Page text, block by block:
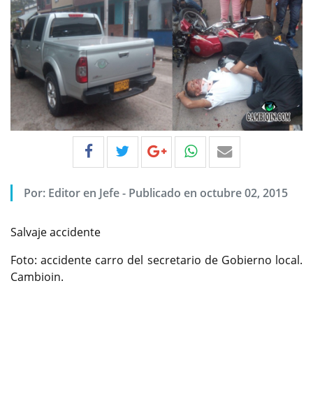
Por: Editor en Jefe- Publicado en octubre 02, 2015
Salvaje accidente
Foto: accidente carro del secretario de Gobierno local.
Cambioin.